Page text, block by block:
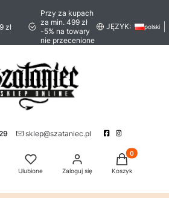
zł
Przy za kupach
za min. 499 zł
-5% na towary
nie przecenione
JĘZYK: polski
sklep@szataniec.pl
wyszukiwarkę
Ulubione Zaloguj się
Produkty w
Koszyk